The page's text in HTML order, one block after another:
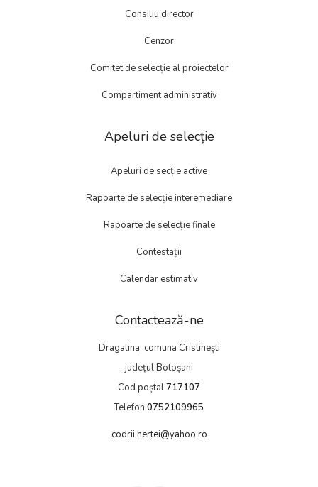
Consiliu director
Cenzor
Comitet de selecție al proiectelor
Compartiment administrativ
Apeluri de selecție
Apeluri de secție active
Rapoarte de selecție interemediare
Rapoarte de selecție finale
Contestații
Calendar estimativ
Contactează-ne
Dragalina, comuna Cristinești
județul Botoșani
Cod poștal717107
Telefon 0752109965
codrii.hertei@yahoo.ro